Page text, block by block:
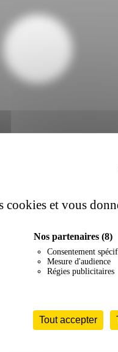
cookies et vous
Nos partenaires (8)
Consentement
Mesure d'audience
Régies publicitaires
Tout accepter